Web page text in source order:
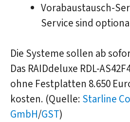
Vorabaustausch-
Service sind
Die Systeme sollen ab
Das RAIDdeluxe RDL-
ohne Festplatten 8.650
kosten. (Quelle: Starline
GmbH/GST)